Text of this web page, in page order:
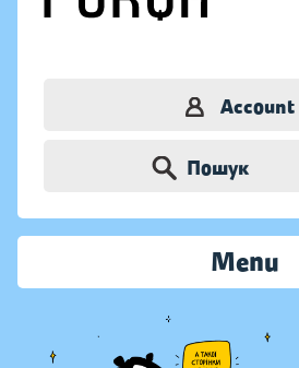
Account
Пошук
Menu